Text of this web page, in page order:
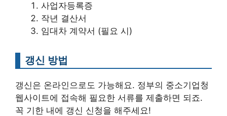
사업자등록증
작년 결산서
임대차 계약서 (필요 시)
갱신 방법
갱신은 온라인으로도 가능해요. 정부의 중소기업청
웹사이트에 접속해 필요한 서류를 제출하면 되죠.
꼭 기한 내에 갱신 신청을 해주세요!